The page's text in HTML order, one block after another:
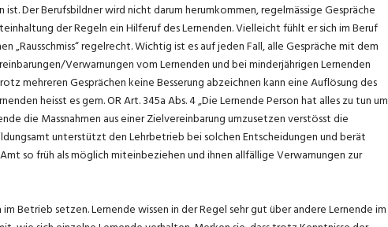
Der Berufsbildner wird nicht darum herumkommen, regelmässige Gespräche
der Regeln ein Hilferuf des Lernenden. Vielleicht fühlt er sich im Beruf
regelrecht. Wichtig ist es auf jeden Fall, alle Gespräche mit dem
Verwarnungen vom Lernenden und bei minderjährigen Lernenden
mehreren Gesprächen keine Besserung abzeichnen kann eine Auflösung des
heisst es gem. OR Art. 345a Abs. 4 „Die Lernende Person hat alles zu tun um
die Massnahmen aus einer Zielvereinbarung umzusetzen verstösst die
unterstützt den Lehrbetrieb bei solchen Entscheidungen und berät
so früh als möglich miteinbeziehen und ihnen allfällige Verwarnungen zur
Betrieb setzen. Lernende wissen in der Regel sehr gut über andere Lernende im